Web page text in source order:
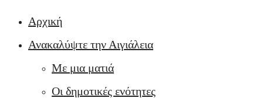
Αρχική
Ανακαλύψτε την Αιγιάλεια
Με μια ματιά
Οι δημοτικές ενότητες